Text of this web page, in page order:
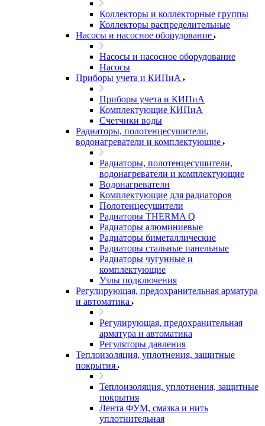
Коллекторы и коллекторные группы
Коллекторы распределительные
Насосы и насосное оборудование
Насосы и насосное оборудование
Насосы
Приборы учета и КИПиА
Приборы учета и КИПиА
Комплектующие КИПиА
Счетчики воды
Радиаторы, полотенцесушители,
водонагреватели и комплектующие
Радиаторы, полотенцесушители,
водонагреватели и комплектующие
Водонагреватели
Комплектующие для радиаторов
Полотенцесушители
Радиаторы THERMA Q
Радиаторы алюминиевые
Радиаторы биметаллические
Радиаторы стальные панельные
Радиаторы чугунные и
комплектующие
Узлы подключения
Регулирующая, предохранительная арматура
и автоматика
Регулирующая, предохранительная
арматура и автоматика
Регуляторы давления
Теплоизоляция, уплотнения, защитные
покрытия
Теплоизоляция, уплотнения, защитные
покрытия
Лента ФУМ, смазка и нить
уплотнительная